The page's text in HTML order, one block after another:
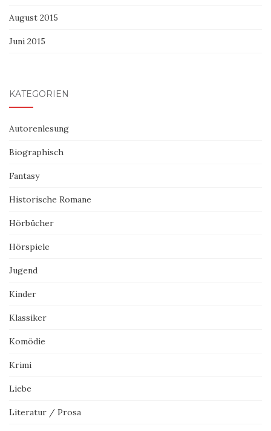
August 2015
Juni 2015
KATEGORIEN
Autorenlesung
Biographisch
Fantasy
Historische Romane
Hörbücher
Hörspiele
Jugend
Kinder
Klassiker
Komödie
Krimi
Liebe
Literatur / Prosa